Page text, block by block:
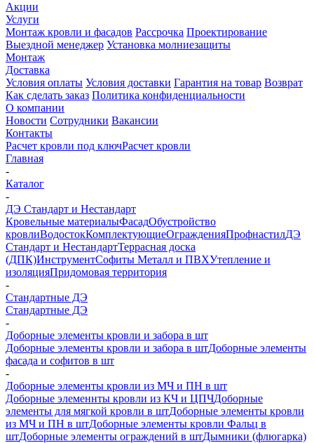
Акции
Услуги
Монтаж кровли и фасадов Рассрочка Проектирование
Выездной менеджер Установка молниезащиты
Монтаж
Доставка
Условия оплаты Условия доставки Гарантия на товар Возврат
Как сделать заказ Политика конфиденциальности
О компании
Новости Сотрудники Вакансии
Контакты
Расчет кровли под ключРасчет кровли
Главная
-
Каталог
-
ДЭ Стандарт и Нестандарт
Кровельные материалыФасадОбустройство
кровлиВодостокКомплектующиеОгражденияПрофнастилДЭ
Стандарт и НестандартТеррасная доска
(ДПК)ИнструментСофиты Металл и ПВХУтепление и
изоляцияПридомовая территория
-
Стандартные ДЭ
Стандартные ДЭ
-
Доборные элементы кровли и забора в шт
Доборные элементы кровли и забора в штДоборные элементы
фасада и софитов в шт
-
Доборные элементы кровли из МЧ и ПН в шт
Доборные элеменнты кровли из КЧ и ЦПЧДоборные
элементы для мягкой кровли в штДоборные элементы кровли
из МЧ и ПН в штДоборные элементы кровли Фальц в
штДоборные элементы ограждений в штДымники (флюгарка)